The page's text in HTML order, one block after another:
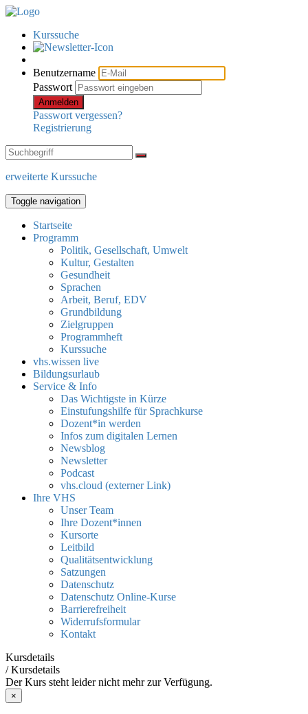
Kurssuche
Benutzername
Passwort
Anmelden
Passwort vergessen?
Registrierung
erweiterte Kurssuche
Toggle navigation
Startseite
Programm
Politik, Gesellschaft, Umwelt
Kultur, Gestalten
Gesundheit
Sprachen
Arbeit, Beruf, EDV
Grundbildung
Zielgruppen
Programmheft
Kurssuche
vhs.wissen live
Bildungsurlaub
Service & Info
Das Wichtigste in Kürze
Einstufungshilfe für Sprachkurse
Dozent*in werden
Infos zum digitalen Lernen
Newsblog
Newsletter
Podcast
vhs.cloud (externer Link)
Ihre VHS
Unser Team
Ihre Dozent*innen
Kursorte
Leitbild
Qualitätsentwicklung
Satzungen
Datenschutz
Datenschutz Online-Kurse
Barrierefreiheit
Widerrufsformular
Kontakt
Kursdetails
/Kursdetails
Der Kurs steht leider nicht mehr zur Verfügung.
×